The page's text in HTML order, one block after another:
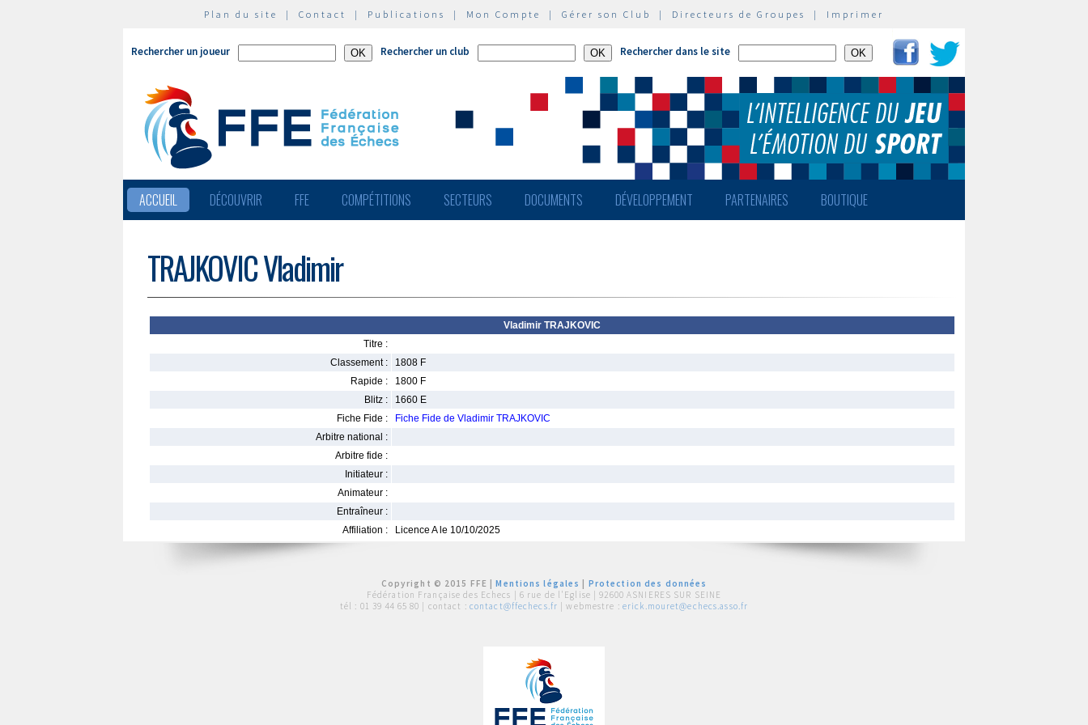
Plan du site | Contact | Publications | Mon Compte | Gérer son Club | Directeurs de Groupes | Imprimer
Rechercher un joueur Rechercher un club Rechercher dans le site
ACCUEIL DÉCOUVRIR FFE COMPÉTITIONS SECTEURS DOCUMENTS DÉVELOPPEMENT PARTENAIRES BOUTIQUE
TRAJKOVIC Vladimir
Vladimir TRAJKOVIC
Titre :
Classement :
1808 F
Rapide :
1800 F
Blitz :
1660 E
Fiche Fide :
Fiche Fide de Vladimir TRAJKOVIC
Arbitre national :
Arbitre fide :
Initiateur :
Animateur :
Entraîneur :
Affiliation :
Licence A le 10/10/2025
Copyright © 2015 FFE |Mentions légales
Protection des données
Fédération Française des Echecs | 6 rue de l'Eglise | 92600 ASNIERES SUR SEINE
tél : 01 39 44 65 80 | contact : contact@ffechecs.fr | webmestre : erick.mouret@echecs.asso.fr